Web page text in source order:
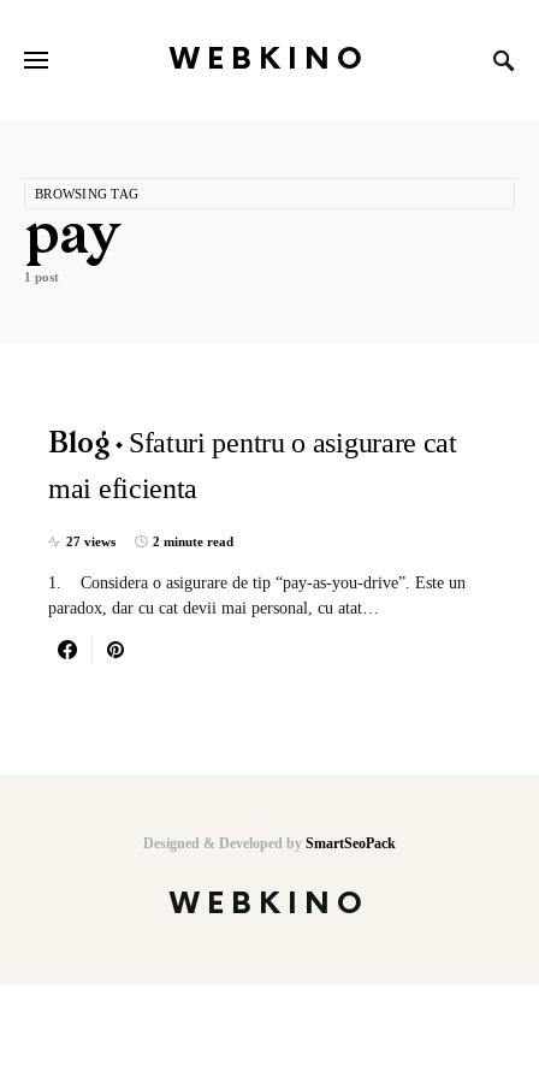
WEBKINO
BROWSING TAG
pay
1 post
Blog
Sfaturi pentru o asigurare cat
mai eficienta
27 views 2 minute read
1. Considera o asigurare de tip “pay-as-you-drive”. Este un
paradox, dar cu cat devii mai personal, cu atat…
Designed & Developed by SmartSeoPack
WEBKINO